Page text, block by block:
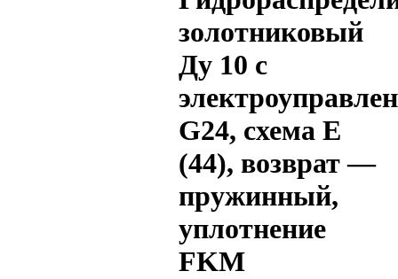
золотниковый
Ду 10 с
G24, схема E
(44), возврат —
пружинный,
уплотнение
FKM